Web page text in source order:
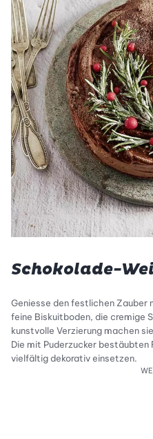
Schokolade-
Geniesse den festlichen
feine Biskuitboden, die cremige
kunstvolle Verzierung machen
Die mit Puderzucker bestäubten
vielfältig dekorativ einsetzen.